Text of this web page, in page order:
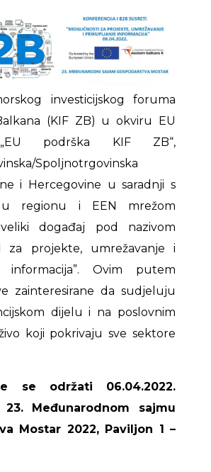
investicijskog foruma
(KIF ZB) u okviru EU
podrška KIF ZB“,
Spoljnotrgovinska
i Hercegovine u saradnji s
u regionu i EEN mrežom
događaj pod nazivom
za projekte, umrežavanje i
informacija”. Ovim putem
zainteresirane da sudjeluju
dijelu i na poslovnim
koji pokrivaju sve sektore
se održati 06.04.2022.
Međunarodnom sajmu
Mostar 2022, Paviljon 1 –